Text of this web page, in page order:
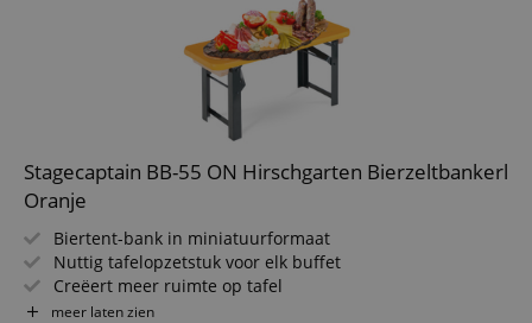
Stagecaptain BB-55 ON Hirschgarten Bierzeltbankerl
Oranje
Biertent-bank in miniatuurformaat
Nuttig tafelopzetstuk voor elk buffet
Creëert meer ruimte op tafel
Afmetingen (LxBxH): 54,5 x 19,5 x 26,5 cm
meer laten zien